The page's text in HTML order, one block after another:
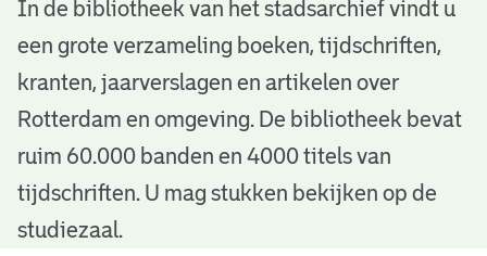
B
b
o
In de bibliotheek van het stadsarchief vindt u
een grote verzameling boeken, tijdschriften,
kranten, jaarverslagen en artikelen over
Rotterdam en omgeving. De bibliotheek bevat
ruim 60.000 banden en 4000 titels van
tijdschriften. U mag stukken bekijken op de
studiezaal.